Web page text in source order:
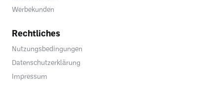
Werbekunden
Rechtliches
Nutzungsbedingungen
Datenschutzerklärung
Impressum